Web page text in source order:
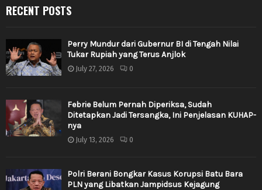
RECENT POSTS
Perry Mundur dari Gubernur BI di Tengah Nilai
Tukar Rupiah yang Terus Anjlok
July 27, 2026 0
Febrie Belum Pernah Diperiksa, Sudah
Ditetapkan Jadi Tersangka, Ini Penjelasan KUHAP-
nya
July 13, 2026 0
Polri Berani Bongkar Kasus Korupsi Batu Bara
PLN yang Libatkan Jampidsus Kejagung